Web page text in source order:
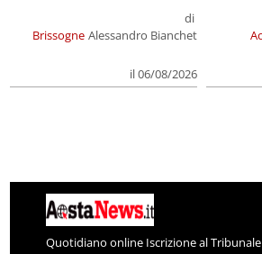
Brissogne
di
Alessandro Bianchet
il 06/08/2026
Quotidiano online Iscrizione al